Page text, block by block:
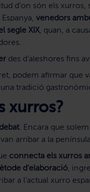
d'on són els xurros,
venedors
segle XIX, quan, a
des d'aleshores fins
podem afirmar que
tradició
xurros?
. Encara que
arribar a la
connecta els xurros
d'elaboració,
a l'actual xurro